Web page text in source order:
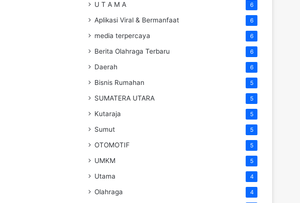
U T A M A 6
Aplikasi Viral & Bermanfaat 6
media terpercaya 6
Berita Olahraga Terbaru 6
Daerah 6
Bisnis Rumahan 5
SUMATERA UTARA 5
Kutaraja 5
Sumut 5
OTOMOTIF 5
UMKM 5
Utama 4
Olahraga 4